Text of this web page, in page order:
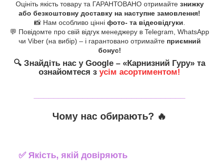
Оцініть якість товару та ГАРАНТОВАНО отримайте знижку
або безкоштовну доставку на наступне замовлення!
📸 Нам особливо цінні фото- та відеовідгуки.
💬 Повідомте про свій відгук менеджеру в Telegram, WhatsApp
чи Viber (на вибір) – і гарантовано отримайте приємний
бонус!
🔍 Знайдіть нас у Google – «Карнизний Гуру» та
ознайомтеся з усім асортиментом!
Чому нас обирають? 🔥
✅Якість, якій довіряють